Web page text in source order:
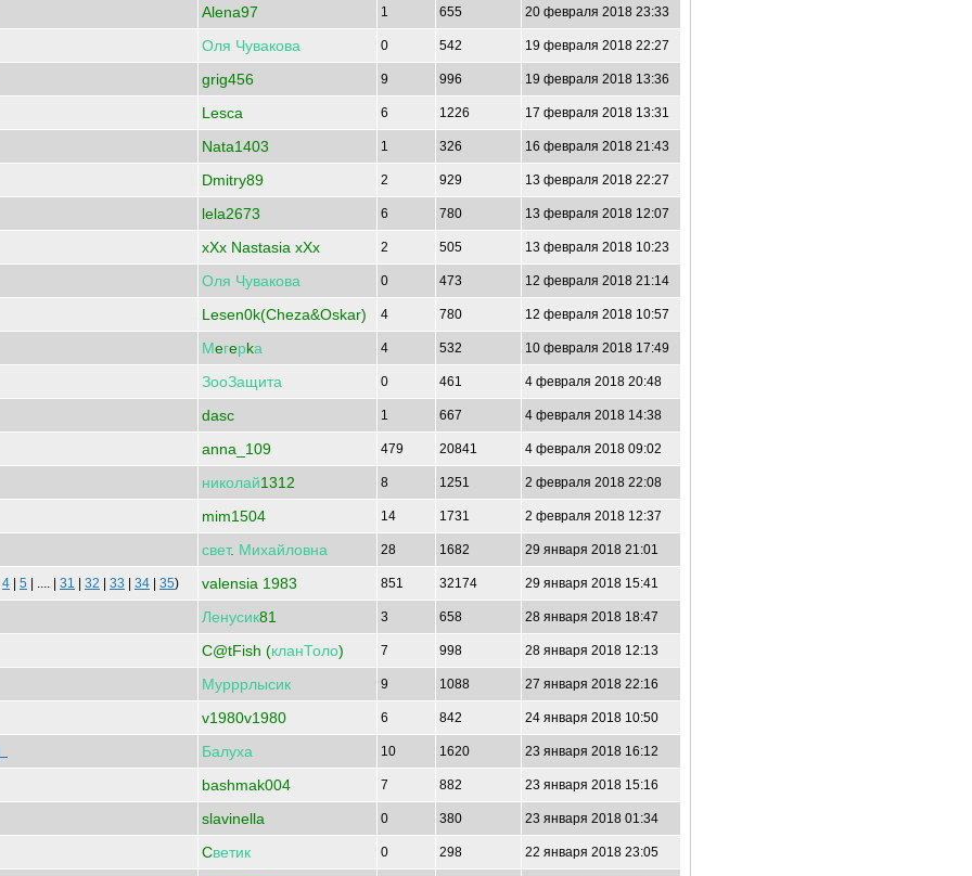
Alena97 1 655 20 февраля 2018 23:33
Оля Чувакова 0 542 19 февраля 2018 22:27
grig456 9 996 19 февраля 2018 13:36
Lesca 6 1226 17 февраля 2018 13:31
Nata1403 1 326 16 февраля 2018 21:43
Dmitry89 2 929 13 февраля 2018 22:27
lela2673 6 780 13 февраля 2018 12:07
xXx Nastasia xXx 2 505 13 февраля 2018 10:23
Оля Чувакова 0 473 12 февраля 2018 21:14
Lesen0k(Cheza&Oskar) 4 780 12 февраля 2018 10:57
Мeгeрkа 4 532 10 февраля 2018 17:49
ЗооЗащита 0 461 4 февраля 2018 20:48
dasc 1 667 4 февраля 2018 14:38
anna_109 479 20841 4 февраля 2018 09:02
николай1312 8 1251 2 февраля 2018 22:08
mim1504 14 1731 2 февраля 2018 12:37
свет. Михайловна 28 1682 29 января 2018 21:01
4 5 | .... | 31 32 33 34 35) valensia 1983 851 32174 29 января 2018 15:41
Ленусик81 3 658 28 января 2018 18:47
C@tFish (кланТоло) 7 998 28 января 2018 12:13
Мурррлысик 9 1088 27 января 2018 22:16
v1980v1980 6 842 24 января 2018 10:50
Балуха 10 1620 23 января 2018 16:12
bashmak004 7 882 23 января 2018 15:16
slavinella 0 380 23 января 2018 01:34
Cветик 0 298 22 января 2018 23:05